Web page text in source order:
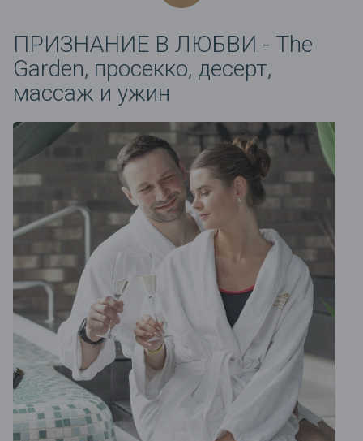
ПРИЗНАНИЕ В ЛЮБВИ - The
Garden, просекко, десерт,
массаж и ужин